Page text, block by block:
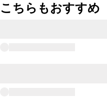
こちらもおすすめ